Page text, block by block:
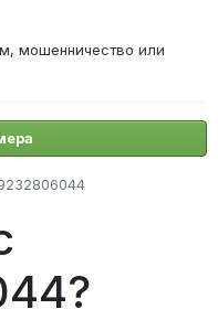
мошенничество или